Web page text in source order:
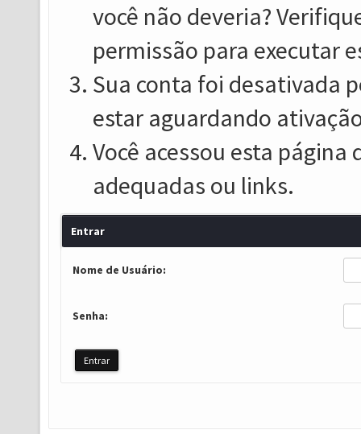
você não deveria?
permissão para executar
Sua conta foi desativada
estar aguardando
Você acessou esta
adequadas ou links.
Entrar
Nome de Usuário:
Senha: